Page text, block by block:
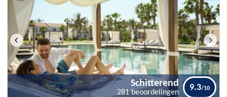
Schitterend
281 beoordelingen
9.3